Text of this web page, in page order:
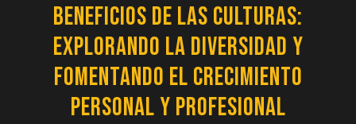
Beneficios de las culturas:
Explorando la diversidad y
fomentando el crecimiento
personal y profesional